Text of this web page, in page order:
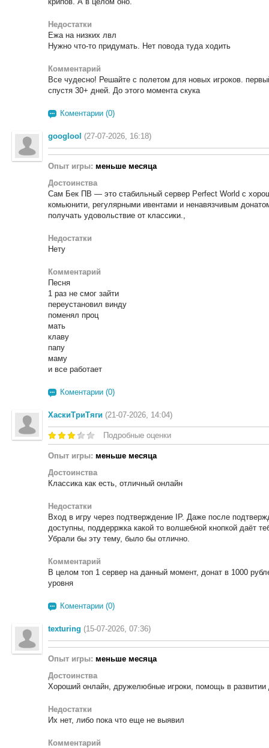
Недостатки
Ежа на низких лвл
Нужно что-то придумать. Нет повода туда ходить
Комментарий
Все чудесно! Решайте с полетом для новых игроков.
спустя 30+ дней. До этого момента скука
Коментарии (0)
googlool (27-07-2026, 16:18)
Опыт игры: меньше месяца
Достоинства
Сам Бек ПВ — это стабильный сервер Perfect World с
комьюнити, регулярными ивентами и ненавязчивым
получать удовольствие от классики.,
Недостатки
Нету
Комментарий
Песня
1 раз не смог зайти
переустановил винду
поменял проц
мать
клаву
папу
маму
и все работает
Коментарии (0)
ХаскиТриТяги (21-07-2026, 14:04)
Подробные оценки
Опыт игры: меньше месяца
Достоинства
Классика как есть, отличный онлайн
Недостатки
Вход в игру через подтверждение IP. Даже после
доступны, поддерржка какой то волшебной кнопкой даёт
Убрали бы эту тему, было бы отлично.
Комментарий
В целом топ 1 сервер на данный момент, донат в 1000
уровня
Коментарии (0)
texturing (15-07-2026, 07:36)
Опыт игры: меньше месяца
Достоинства
Хороший онлайн, дружелюбные игроки, помощь в развитии
Недостатки
Их нет, либо пока что еще не выявил
Комментарий